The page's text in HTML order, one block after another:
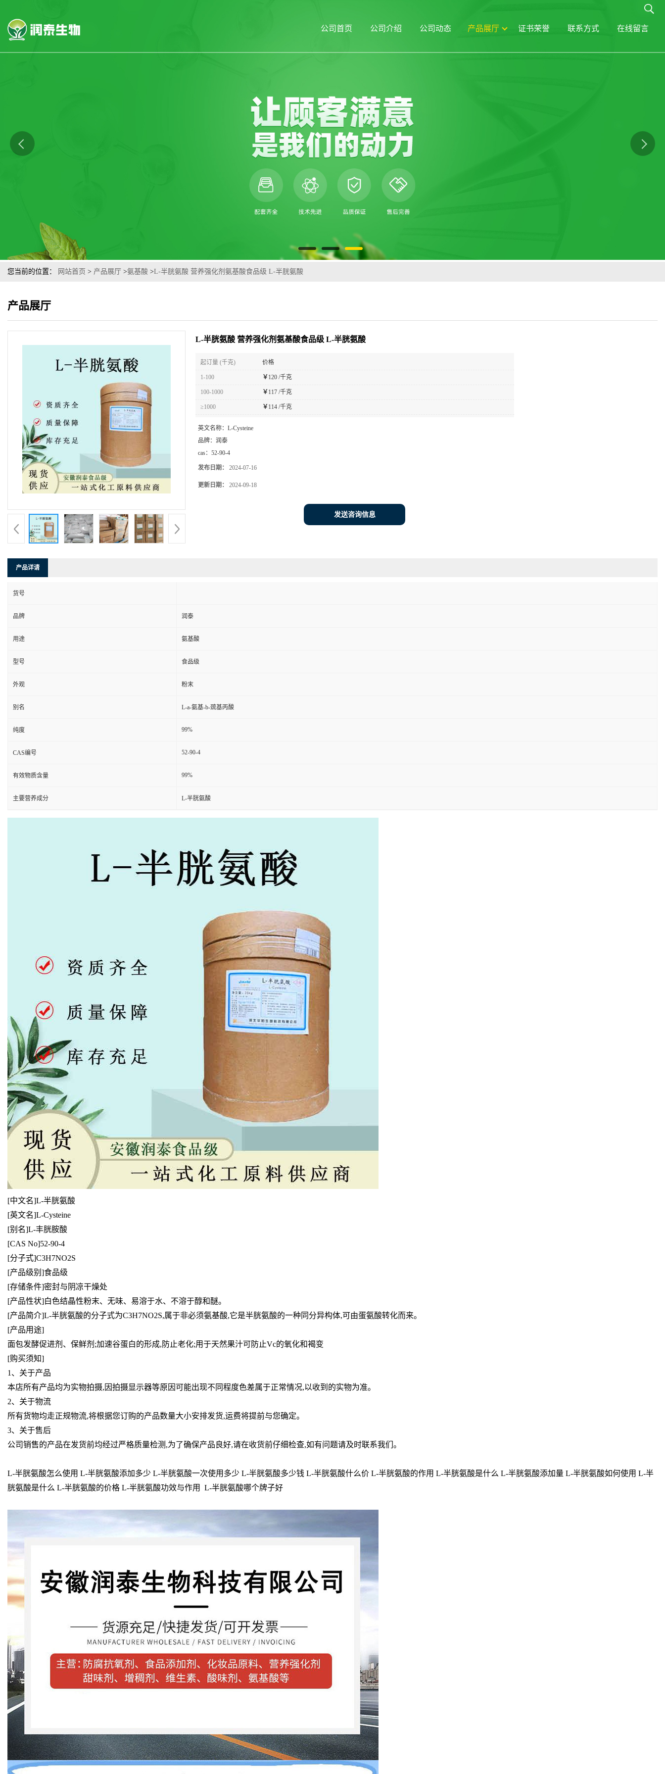
公司首页 公司介绍 公司动态 产品展厅 证书荣誉 联系方式 在线留言
您当前的位置： 网站首页 > 产品展厅 >氨基酸 >L-半胱氨酸 营养强化剂氨基酸食品级 L-半胱氨酸
产品展厅
L-半胱氨酸 营养强化剂氨基酸食品级 L-半胱氨酸
起订量 (千克) 价格
1-100 ￥ 120 /千克
100-1000 ￥ 117 /千克
≥1000 ￥ 114 /千克
英文名称： L-Cysteine
品牌： 润泰
cas： 52-90-4
发布日期： 2024-07-16
更新日期： 2024-09-18
发送咨询信息
产品详请
货号
品牌 润泰
用途 氨基酸
型号 食品级
外观 粉末
别名 L-а-氨基-b-巯基丙酸
纯度 99%
CAS编号 52-90-4
有效物质含量 99%
主要营养成分 L-半胱氨酸
[中文名]L-半胱氨酸
[英文名]L-Cysteine
[别名]L-丰胱胺酸
[CAS No]52-90-4
[分子式]C3H7NO2S
[产品级别]食品级
[存储条件]密封与阴凉干燥处
[产品性状]白色结晶性粉末、无味、易溶于水、不溶于醇和醚。
[产品简介]L-半胱氨酸的分子式为C3H7NO2S,属于非必须氨基酸,它是半胱氨酸的一种同分异构体,可由蛋氨酸转化而来。
[产品用途]
面包发酵促进剂、保鲜剂;加速谷蛋白的形成,防止老化;用于天然果汁可防止Vc的氧化和褐变
[购买须知]
1、关于产品
本店所有产品均为实物拍摄,因拍摄显示器等原因可能出现不同程度色差属于正常情况,以收到的实物为准。
2、关于物流
所有货物均走正规物流,将根据您订购的产品数量大小安排发货,运费将提前与您确定。
3、关于售后
公司销售的产品在发货前均经过严格质量检测,为了确保产品良好,请在收货前仔细检查,如有问题请及时联系我们。
L-半胱氨酸怎么使用 L-半胱氨酸添加多少 L-半胱氨酸一次使用多少 L-半胱氨酸多少钱 L-半胱氨酸什么价 L-半胱氨酸的作用 L-半胱氨酸是什么 L-半胱氨酸添加量 L-半胱氨酸如何使用 L-半
胱氨酸是什么 L-半胱氨酸的价格 L-半胱氨酸功效与作用 L-半胱氨酸哪个牌子好